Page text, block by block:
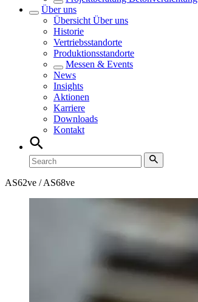
Über uns
Übersicht Über uns
Historie
Vertriebsstandorte
Produktionsstandorte
Messen & Events
News
Insights
Aktionen
Karriere
Downloads
Kontakt
AS62ve / AS68ve